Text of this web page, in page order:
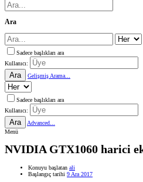
Ara
Sadece başlıkları ara
Kullanıcı:
Ara Gelişmiş Arama...
Sadece başlıkları ara
Kullanıcı:
Ara
Advanced...
Menü
NVIDIA GTX1060 harici
Konuyu başlatan ali
Başlangıç tarihi 9 Ara 2017